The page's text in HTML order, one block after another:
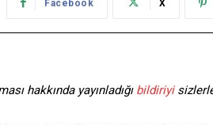
Facebook X
hakkında yayınladığı bildiriyi